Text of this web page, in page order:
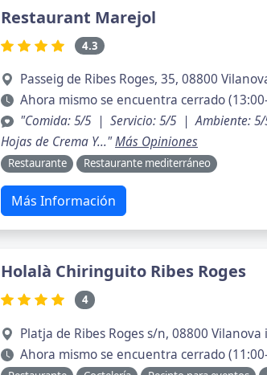
Restaurant Marejol
4.3
Passeig de Ribes Roges, 35, 08800
Ahora mismo se encuentra cerrado
"Comida: 5/5 | Servicio: 5/5 | Ambiente: 5/
Hojas de Crema Y..."Más Opiniones
Restaurante Restaurante mediterráneo
Más Información
Holalà Chiringuito Ribes Roges
4
Platja de Ribes Roges s/n, 08800
Ahora mismo se encuentra cerrado